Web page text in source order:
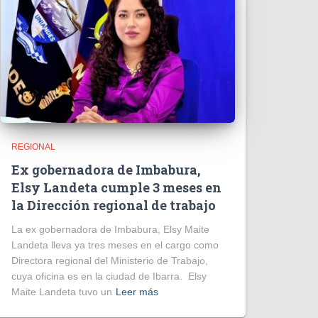
REGIONAL
Ex gobernadora de Imbabura,
Elsy Landeta cumple 3 meses en
la Dirección regional de trabajo
La ex gobernadora de Imbabura, Elsy Maite
Landeta lleva ya tres meses en el cargo como
Directora regional del Ministerio de Trabajo,
cuya oficina es en la ciudad de Ibarra. Elsy
Maite Landeta tuvo un Leer más